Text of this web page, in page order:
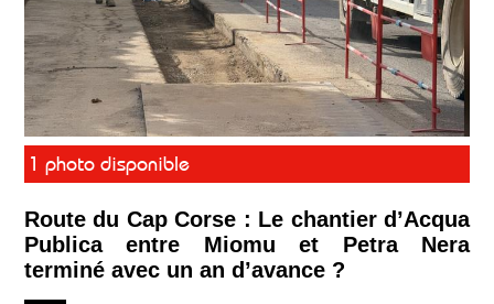
1 photo disponible
Route du Cap Corse : Le chantier d’Acqua
Publica entre Miomu et Petra Nera
terminé avec un an d’avance ?